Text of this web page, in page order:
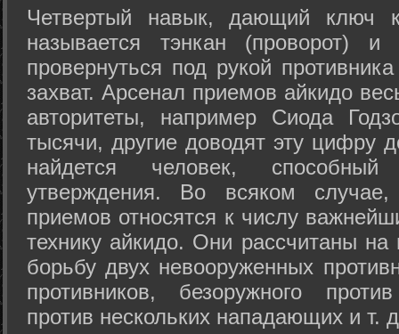
Четвертый навык, дающий ключ
называется тэнкан (проворот)
провернуться под рукой
захват. Арсенал приемов айкидо
авторитеты, например Сиода
тысячи, другие доводят эту цифру
найдется человек,
утверждения. Во всяком
приемов относятся к числу
технику айкидо. Они рассчитаны
борьбу двух невооруженных
противников, безоружного
против нескольких нападающих и т.